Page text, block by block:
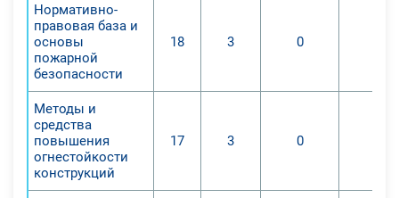
Нормативно-
правовая база и
основы
пожарной
безопасности
18 3 0
Методы и
средства
повышения
огнестойкости
конструкций
17 3 0